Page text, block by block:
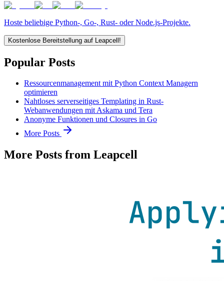
Hoste beliebige Python-, Go-, Rust- oder Node.js-Projekte.
Kostenlose Bereitstellung auf Leapcell!
Popular Posts
Ressourcenmanagement mit Python Context Managern
optimieren
Nahtloses serverseitiges Templating in Rust-
Webanwendungen mit Askama und Tera
Anonyme Funktionen und Closures in Go
More Posts
More Posts from Leapcell